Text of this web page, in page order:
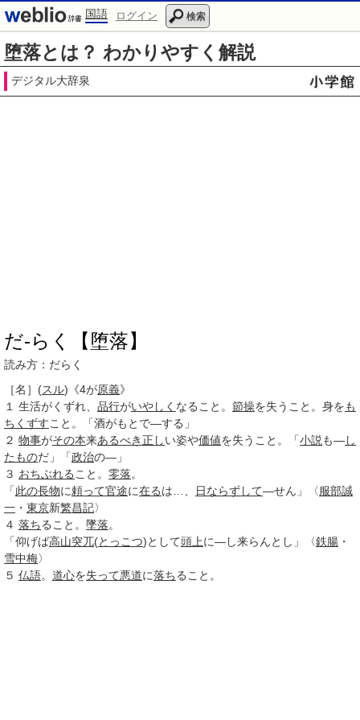
国語 ログイン 検索
堕落とは？ わかりやすく解説
デジタル大辞泉
だ‐らく【堕落】
読み方：だらく
［名］ (スル) 《4が原義》
１
生活がくずれ、 品行がいやしく なること。 節操を失うこと。身をも
ちくずすこと。「酒がもとで―する」
２ 物事がその本来あるべき正しい姿や価値を失うこと。「小説 も―し
たものだ」「政治の―」
３ おちぶれる こと。 零落。
「此の長物に頼って官途に在るは…、 日ならずして―せん」〈服部誠
一 ・ 東京新繁昌記〉
４ 落ちること。 墜落。
「仰げば高山突兀(とっこつ)として頭上に―し来らんとし」〈鉄腸 ・
雪中梅〉
５ 仏語。 道心を失って悪道に落ちること。